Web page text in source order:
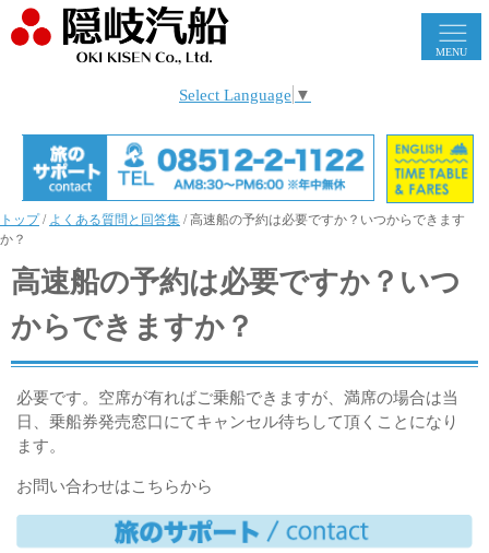
MENU
Select Language ▼
トップ/ よくある質問と回答集 /高速船の予約は必要ですか？いつからできます
か？
高速船の予約は必要ですか？いつ
からできますか？
必要です。空席が有ればご乗船できますが、満席の場合は当
日、乗船券発売窓口にてキャンセル待ちして頂くことになり
ます。
お問い合わせはこちらから